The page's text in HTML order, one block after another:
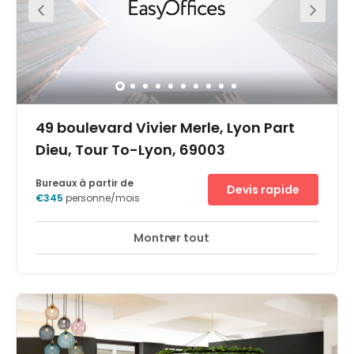
49 boulevard Vivier Merle, Lyon Part
Dieu, Tour To-Lyon, 69003
Surveillance CCTV 24 heures sur 24
pour les trains en provenance ou en direction de Paris ou
Marseille, la tour To-Lyon est le lieu rêvé pour les
entreprises aux grandes ambitions. Avec ses 43 étages,
dont six entièrement rénovés sont réservés à Spaces, elle
Bureaux à partir de
€345 personne/mois
Devis rapide
Montrer tout